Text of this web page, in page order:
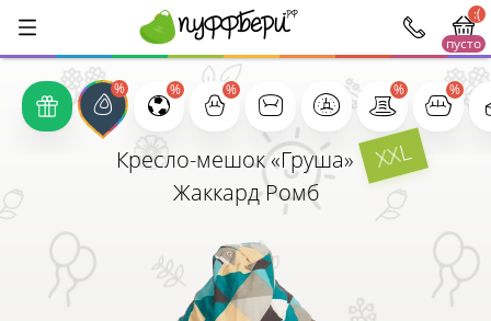
:(
пусто
Кресло-мешок «Груша»XXL
Жаккард Ромб